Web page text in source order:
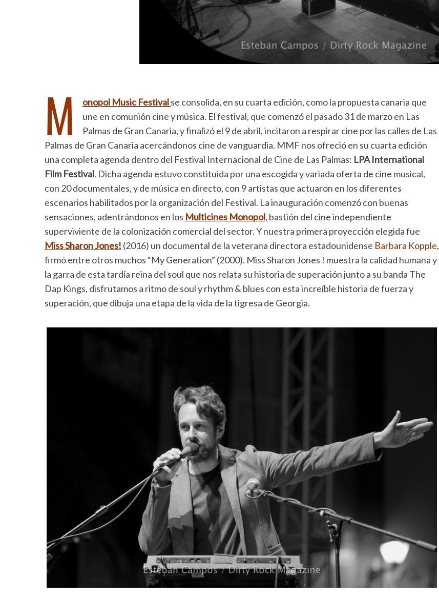
M onopol Music Festivalse consolida, en su cuarta edición, como la propuesta canaria que
une en comunión cine y música. El festival, que comenzó el pasado 31 de marzo en Las
Palmas de Gran Canaria, y finalizó el 9 de abril, incitaron a respirar cine por las calles de Las
Palmas de Gran Canaria acercándonos cine de vanguardia. MMF nos ofreció en su cuarta edición
una completa agenda dentro del Festival Internacional de Cine de Las Palmas: LPA International
Film Festival. Dicha agenda estuvo constituida por una escogida y variada oferta de cine musical,
con 20 documentales, y de música en directo, con 9 artistas que actuaron en los diferentes
escenarios habilitados por la organización del Festival. La inauguración comenzó con buenas
sensaciones, adentrándonos en los Multicines Monopol, bastión del cine independiente
superviviente de la colonización comercial del sector. Y nuestra primera proyección elegida fue
Miss Sharon Jones! (2016) un documental de la veterana directora estadounidense Barbara Kopple,
firmó entre otros muchos “My Generation” (2000). Miss Sharon Jones ! muestra la calidad humana y
la garra de esta tardía reina del soul que nos relata su historia de superación junto a su banda The
Dap Kings, disfrutamos a ritmo de soul y rhythm & blues con esta increíble historia de fuerza y
superación, que dibuja una etapa de la vida de la tigresa de Georgia.